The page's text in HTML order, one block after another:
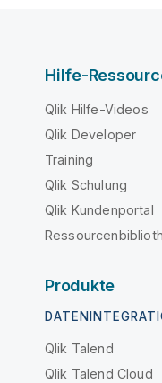
Hilfe-
Qlik Hilfe-Videos
Qlik Developer
Training
Qlik Schulung
Qlik Kundenportal
Produkte
Qlik Talend
Qlik Talend Cloud